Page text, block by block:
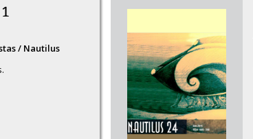
/ Nautilus